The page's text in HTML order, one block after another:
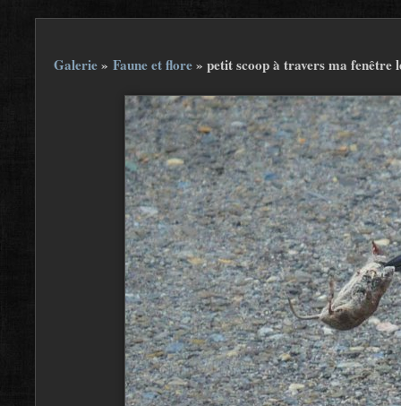
Galerie» Faune et flore» petit scoop à travers ma fenêtre